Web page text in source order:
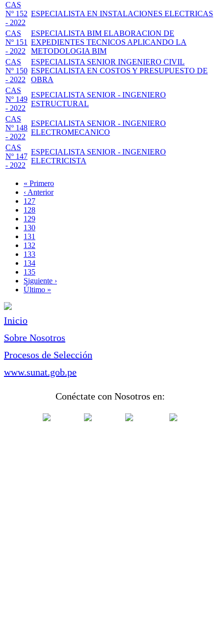
CAS
Nº 152
- 2022
ESPECIALISTA EN INSTALACIONES ELECTRICAS
CAS
Nº 151
- 2022
ESPECIALISTA BIM ELABORACION DE
EXPEDIENTES TECNICOS APLICANDO LA
METODOLOGIA BIM
CAS
Nº 150
- 2022
ESPECIALISTA SENIOR INGENIERO CIVIL
ESPECIALISTA EN COSTOS Y PRESUPUESTO DE
OBRA
CAS
Nº 149
- 2022
ESPECIALISTA SENIOR - INGENIERO
ESTRUCTURAL
CAS
Nº 148
- 2022
ESPECIALISTA SENIOR - INGENIERO
ELECTROMECANICO
CAS
Nº 147
- 2022
ESPECIALISTA SENIOR - INGENIERO
ELECTRICISTA
Paginación
Primera
página
« Primero
Página
anterior
‹ Anterior
Page
127
Page
128
Page
129
Page
130
Página
actual
131
Page
132
Page
133
Page
134
Page
135
Siguiente
página
Siguiente ›
Última
Último »
Inicio
Sobre Nosotros
Procesos de Selección
www.sunat.gob.pe
Conéctate con Nosotros en: